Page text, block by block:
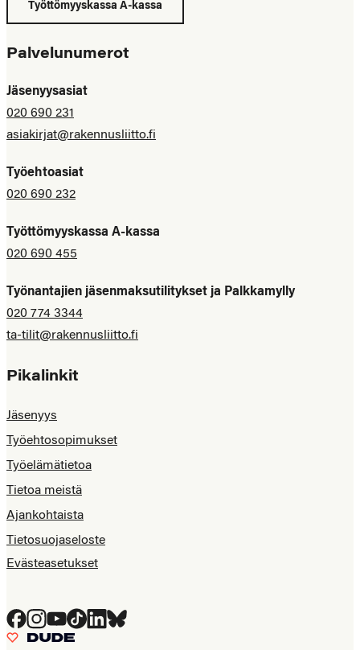
Työttömyyskassa A-kassa
Palvelunumerot
Jäsenyysasiat
020 690 231
asiakirjat@rakennusliitto.fi
Työehtoasiat
020 690 232
Työttömyyskassa A-kassa
020 690 455
Työnantajien jäsenmaksutilitykset ja Palkkamylly
020 774 3344
ta-tilit@rakennusliitto.fi
Pikalinkit
Jäsenyys
Työehtosopimukset
Työelämätietoa
Tietoa meistä
Ajankohtaista
Tietosuojaseloste
Evästeasetukset
Facebook
Instagram
YouTube
TiktokLinkedIn
Bluesky